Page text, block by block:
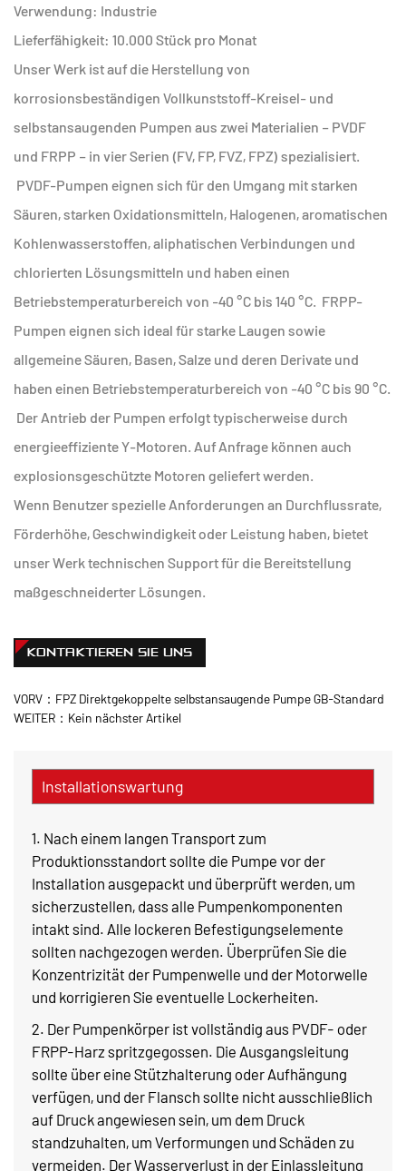
Verwendung: Industrie
Lieferfähigkeit: 10.000 Stück pro Monat
Unser Werk ist auf die Herstellung von
korrosionsbeständigen Vollkunststoff-Kreisel- und
selbstansaugenden Pumpen aus zwei Materialien – PVDF
und FRPP – in vier Serien (FV, FP, FVZ, FPZ) spezialisiert.
PVDF-Pumpen eignen sich für den Umgang mit starken
Säuren, starken Oxidationsmitteln, Halogenen, aromatischen
Kohlenwasserstoffen, aliphatischen Verbindungen und
chlorierten Lösungsmitteln und haben einen
Betriebstemperaturbereich von -40 °C bis 140 °C. FRPP-
Pumpen eignen sich ideal für starke Laugen sowie
allgemeine Säuren, Basen, Salze und deren Derivate und
haben einen Betriebstemperaturbereich von -40 °C bis 90 °C.
Der Antrieb der Pumpen erfolgt typischerweise durch
energieeffiziente Y-Motoren. Auf Anfrage können auch
explosionsgeschützte Motoren geliefert werden.
Wenn Benutzer spezielle Anforderungen an Durchflussrate,
Förderhöhe, Geschwindigkeit oder Leistung haben, bietet
unser Werk technischen Support für die Bereitstellung
maßgeschneiderter Lösungen.
KONTAKTIEREN SIE UNS
VORV：FPZ Direktgekoppelte selbstansaugende Pumpe GB-Standard
WEITER：Kein nächster Artikel
Installationswartung
1. Nach einem langen Transport zum
Produktionsstandort sollte die Pumpe vor der
Installation ausgepackt und überprüft werden, um
sicherzustellen, dass alle Pumpenkomponenten
intakt sind. Alle lockeren Befestigungselemente
sollten nachgezogen werden. Überprüfen Sie die
Konzentrizität der Pumpenwelle und der Motorwelle
und korrigieren Sie eventuelle Lockerheiten.
2. Der Pumpenkörper ist vollständig aus PVDF- oder
FRPP-Harz spritzgegossen. Die Ausgangsleitung
sollte über eine Stützhalterung oder Aufhängung
verfügen, und der Flansch sollte nicht ausschließlich
auf Druck angewiesen sein, um dem Druck
standzuhalten, um Verformungen und Schäden zu
vermeiden. Der Wasserverlust in der Einlassleitung